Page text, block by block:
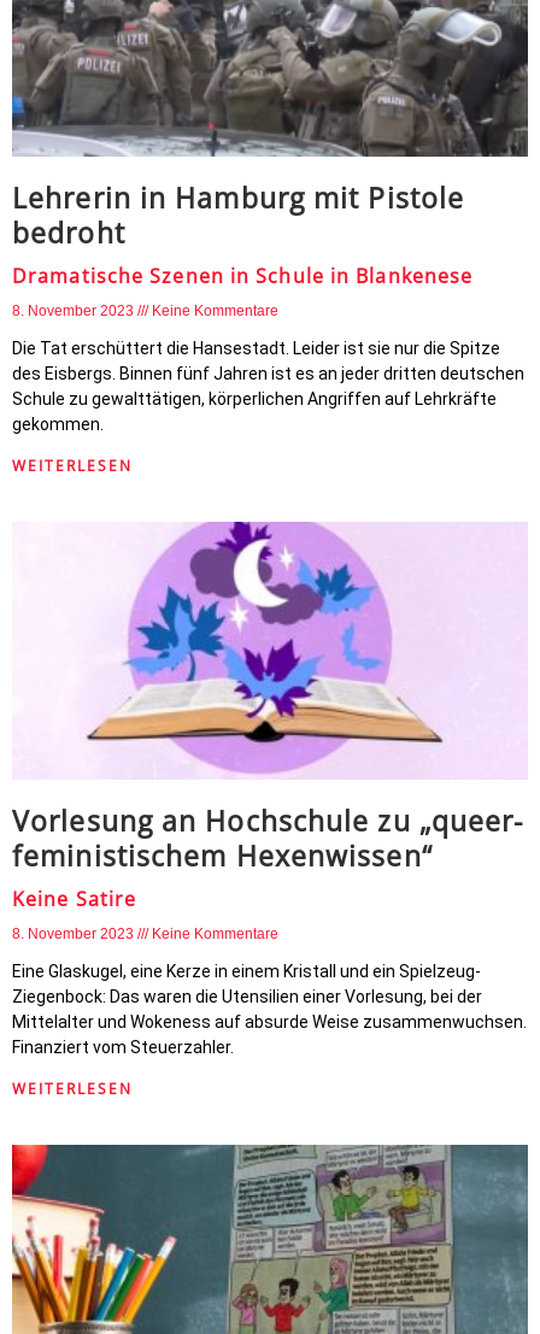
Lehrerin in Hamburg mit Pistole
bedroht
Dramatische Szenen in Schule in Blankenese
8. November 2023 Keine Kommentare
Die Tat erschüttert die Hansestadt. Leider ist sie nur die Spitze
des Eisbergs. Binnen fünf Jahren ist es an jeder dritten deutschen
Schule zu gewalttätigen, körperlichen Angriffen auf Lehrkräfte
gekommen.
WEITERLESEN
Vorlesung an Hochschule zu „queer-
feministischem Hexenwissen“
Keine Satire
8. November 2023 Keine Kommentare
Eine Glaskugel, eine Kerze in einem Kristall und ein Spielzeug-
Ziegenbock: Das waren die Utensilien einer Vorlesung, bei der
Mittelalter und Wokeness auf absurde Weise zusammenwuchsen.
Finanziert vom Steuerzahler.
WEITERLESEN